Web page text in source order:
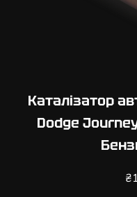
Каталізатор
Dodge
₴